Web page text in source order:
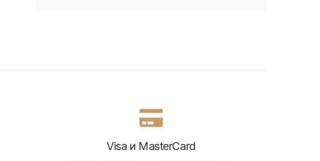
Visa и MasterCard